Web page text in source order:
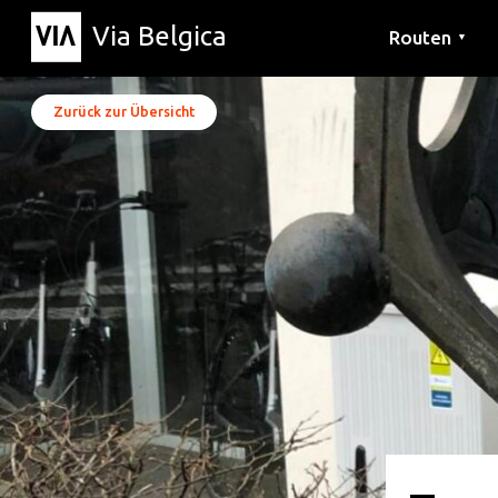
Via Belgica Routen ▼
Zurück zur Übersicht